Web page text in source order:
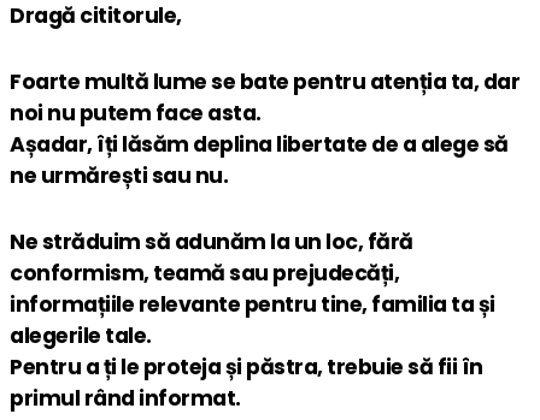
Dragă cititorule,
Foarte multă lume se bate pentru atenția ta, dar
noi nu putem face asta.
Așadar, îți lăsăm deplina libertate de a alege să
ne urmărești sau nu.
Ne străduim să adunăm la un loc, fără
conformism, teamă sau prejudecăți,
informațiile relevante pentru tine, familia ta și
alegerile tale.
Pentru a ți le proteja și păstra, trebuie să fii în
primul rând informat.